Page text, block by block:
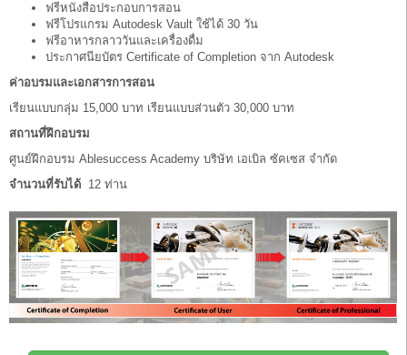
ฟรีหนังสือประกอบการสอน
ฟรีโปรแกรม Autodesk Vault ใช้ได้ 30 วัน
ฟรีอาหารกลาววันและเครื่องดื่ม
ประกาศนียบัตร Certificate of Completion จาก Autodesk
ค่าอบรมและเอกสารการสอน
เรียนแบบกลุ่ม 15,000 บาท เรียนแบบส่วนตัว 30,000 บาท
สถานที่ฝึกอบรม
ศูนย์ฝึกอบรม Ablesuccess Academy บริษัท เอเบิล ซัคเซส จำกัด
จำนวนที่รับได้ 12 ท่าน